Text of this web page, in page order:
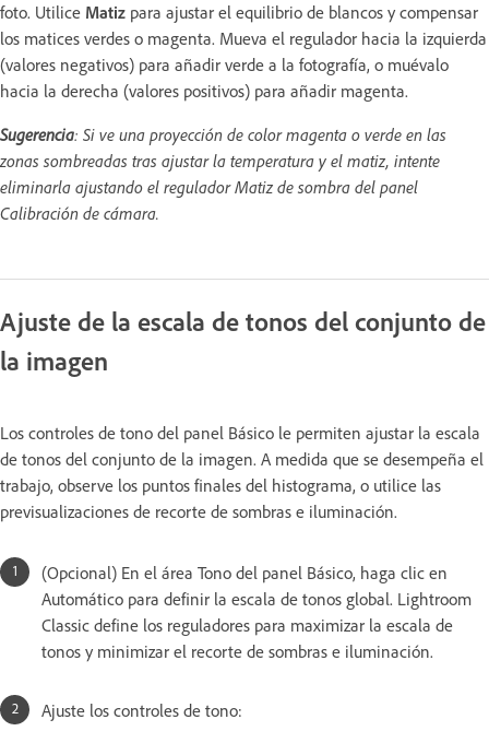
foto. Utilice Matiz para ajustar el equilibrio de blancos y compensar
los matices verdes o magenta. Mueva el regulador hacia la izquierda
(valores negativos) para añadir verde a la fotografía, o muévalo
hacia la derecha (valores positivos) para añadir magenta.
Sugerencia: Si ve una proyección de color magenta o verde en las
zonas sombreadas tras ajustar la temperatura y el matiz, intente
eliminarla ajustando el regulador Matiz de sombra del panel
Calibración de cámara.
Ajuste de la escala de tonos del conjunto de
la imagen
Los controles de tono del panel Básico le permiten ajustar la escala
de tonos del conjunto de la imagen. A medida que se desempeña el
trabajo, observe los puntos finales del histograma, o utilice las
previsualizaciones de recorte de sombras e iluminación.
(Opcional) En el área Tono del panel Básico, haga clic en
Automático para definir la escala de tonos global. Lightroom
Classic define los reguladores para maximizar la escala de
tonos y minimizar el recorte de sombras e iluminación.
Ajuste los controles de tono: